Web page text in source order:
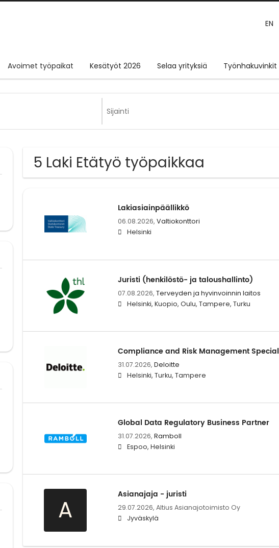
EN
Avoimet työpaikat Kesätyöt 2026 Selaa yrityksiä Työnhakuvinkit
5 Laki Etätyö työpaikkaa
Lakiasiainpäällikkö
06.08.2026, Valtiokonttori
Helsinki
Juristi (henkilöstö- ja taloushallinto)
07.08.2026, Terveyden ja hyvinvoinnin laitos
Helsinki, Kuopio, Oulu, Tampere, Turku
Compliance and Risk Management
31.07.2026, Deloitte
Helsinki, Turku, Tampere
Global Data Regulatory Business Partner
31.07.2026, Ramboll
Espoo, Helsinki
A
Asianajaja - juristi
29.07.2026, Altius Asianajotoimisto Oy
Jyväskylä